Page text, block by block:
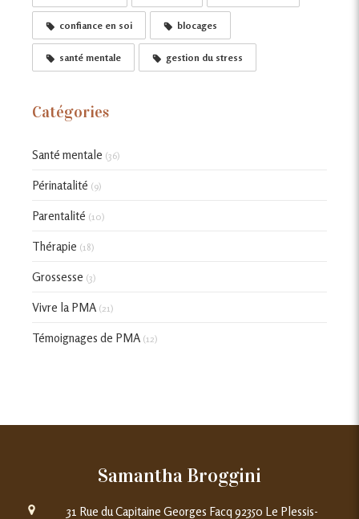
confiance en soi blocages
santé mentale gestion du stress
Catégories
Santé mentale (36)
Périnatalité (9)
Parentalité (10)
Thérapie (18)
Grossesse (3)
Vivre la PMA (21)
Témoignages de PMA (12)
Samantha Broggini
31 Rue du Capitaine Georges Facq 92350 Le Plessis-